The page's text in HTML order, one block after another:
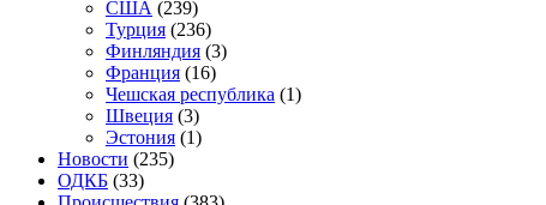
США (239)
Турция (236)
Финляндия (3)
Франция (16)
Чешская республика (1)
Швеция (3)
Эстония (1)
Новости (235)
ОДКБ (33)